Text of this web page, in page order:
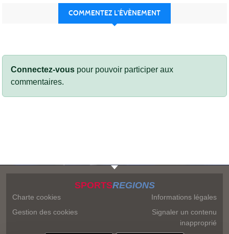
COMMENTEZ L’ÉVÈNEMENT
Connectez-vous pour pouvoir participer aux
commentaires.
SPORTSREGIONS
Charte cookies
Gestion des cookies
Informations légales
Signaler un contenu
inapproprié